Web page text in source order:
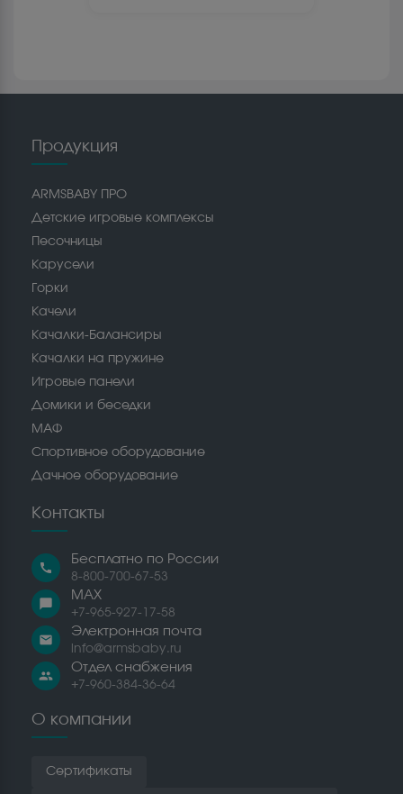
Продукция
ARMSBABY ПРО
Детские игровые комплексы
Песочницы
Карусели
Горки
Качели
Качалки-Балансиры
Качалки на пружине
Игровые панели
Домики и беседки
МАФ
Спортивное оборудование
Дачное оборудование
Контакты
call
Бесплатно по России
8-800-700-67-53
chat_bubble
MAX
+7-965-927-17-58
email
Электронная почта
info@armsbaby.ru
people
Отдел снабжения
+7-960-384-36-64
О компании
Сертификаты